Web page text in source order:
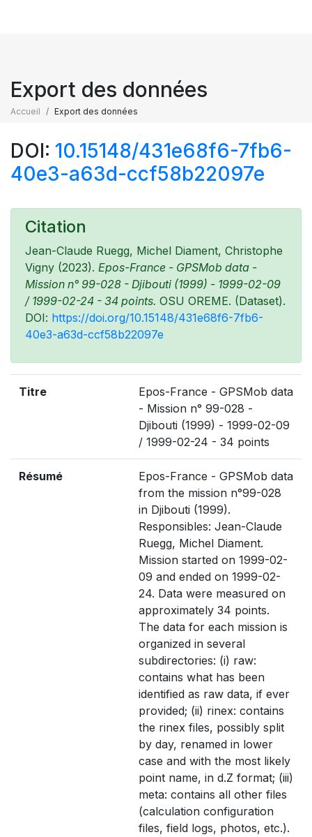
Export des données
Accueil Export des données
DOI: 10.15148/431e68f6-7fb6-
40e3-a63d-ccf58b22097e
Citation
Jean-Claude Ruegg, Michel Diament, Christophe
Vigny (2023). Epos-France - GPSMob data -
Mission n° 99-028 - Djibouti (1999) - 1999-02-09
/ 1999-02-24 - 34 points. OSU OREME. (Dataset).
DOI: https://doi.org/10.15148/431e68f6-7fb6-
40e3-a63d-ccf58b22097e
Titre
Epos-France - GPSMob data
- Mission n° 99-028 -
Djibouti (1999) - 1999-02-09
/ 1999-02-24 - 34 points
Résumé
Epos-France - GPSMob data
from the mission n°99-028
in Djibouti (1999).
Responsibles: Jean-Claude
Ruegg, Michel Diament.
Mission started on 1999-02-
09 and ended on 1999-02-
24. Data were measured on
approximately 34 points.
The data for each mission is
organized in several
subdirectories: (i) raw:
contains what has been
identified as raw data, if ever
provided; (ii) rinex: contains
the rinex files, possibly split
by day, renamed in lower
case and with the most likely
point name, in d.Z format; (iii)
meta: contains all other files
(calculation configuration
files, field logs, photos, etc.).